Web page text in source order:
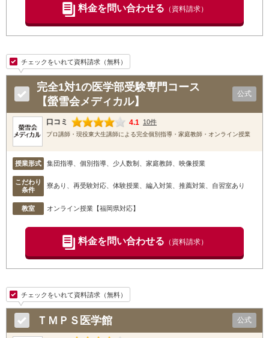
料金を問い合わせる （資料請求）
チェックをいれて資料請求（無料）
完全1対1の医学部受験専門コース
【螢雪会メディカル】
公式
口コミ 4.1 10件
プロ講師・現役東大生講師による完全個別指導・家庭教師・オンライン授業
授業形式 集団指導、個別指導、少人数制、家庭教師、映像授業
こだわり
条件
寮あり、再受験対応、体験授業、編入対策、推薦対策、自習室あり
教室 オンライン授業【福岡県対応】
料金を問い合わせる （資料請求）
チェックをいれて資料請求（無料）
ＴＭＰＳ医学館 公式